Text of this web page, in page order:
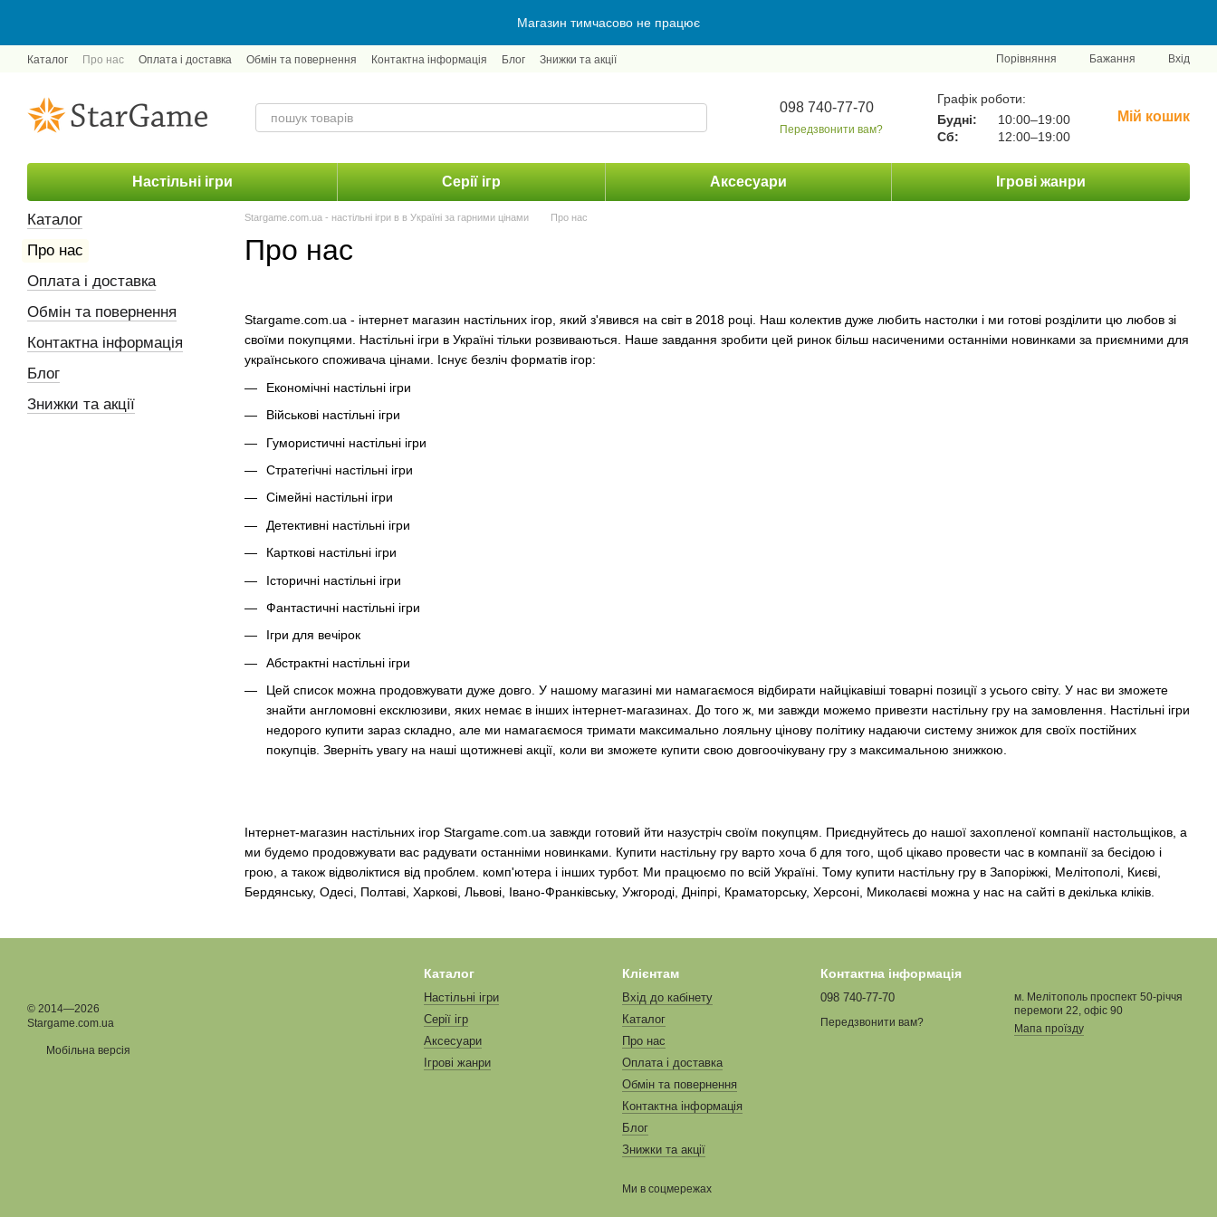
Магазин тимчасово не працює
Каталог Про нас Оплата і доставка Обмін та повернення Контактна інформація Блог Знижки та акції Порівняння Бажання Вхід
098 740-77-70
Передзвонити вам?
Графік роботи:
Будні:
10:00–19:00
Сб:
12:00–19:00
Мій кошик
Настільні ігри Серії ігр Аксесуари Ігрові жанри
Stargame.com.ua - настільні ігри в в Україні за гарними цінами Про нас
Про нас
Stargame.com.ua - інтернет магазин настільних ігор, який з'явився на світ в 2018 році. Наш колектив дуже любить настолки і ми готові розділити цю любов зі
своїми покупцями. Настільні ігри в Україні тільки розвиваються. Наше завдання зробити цей ринок більш насиченими останніми новинками за приємними для
українського споживача цінами. Існує безліч форматів ігор:
Економічні настільні ігри
Військові настільні ігри
Гумористичні настільні ігри
Стратегічні настільні ігри
Сімейні настільні ігри
Детективні настільні ігри
Карткові настільні ігри
Історичні настільні ігри
Фантастичні настільні ігри
Ігри для вечірок
Абстрактні настільні ігри
Цей список можна продовжувати дуже довго. У нашому магазині ми намагаємося відбирати найцікавіші товарні позиції з усього світу. У нас ви зможете
знайти англомовні ексклюзиви, яких немає в інших інтернет-магазинах. До того ж, ми завжди можемо привезти настільну гру на замовлення. Настільні ігри
недорого купити зараз складно, але ми намагаємося тримати максимально лояльну цінову політику надаючи систему знижок для своїх постійних
покупців. Зверніть увагу на наші щотижневі акції, коли ви зможете купити свою довгоочікувану гру з максимальною знижкою.
Інтернет-магазин настільних ігор Stargame.com.ua завжди готовий йти назустріч своїм покупцям. Приєднуйтесь до нашої захопленої компанії настольщіков, а
ми будемо продовжувати вас радувати останніми новинками. Купити настільну гру варто хоча б для того, щоб цікаво провести час в компанії за бесідою і
грою, а також відволіктися від проблем. комп'ютера і інших турбот. Ми працюємо по всій Україні. Тому купити настільну гру в Запоріжжі, Мелітополі, Києві,
Бердянську, Одесі, Полтаві, Харкові, Львові, Івано-Франківську, Ужгороді, Дніпрі, Краматорську, Херсоні, Миколаєві можна у нас на сайті в декілька кліків.
Каталог
Про нас
Оплата і доставка
Обмін та повернення
Контактна інформація
Блог
Знижки та акції
© 2014—2026
Stargame.com.ua
Мобільна версія
Каталог
Настільні ігри
Серії ігр
Аксесуари
Ігрові жанри
Клієнтам
Вхід до кабінету
Каталог
Про нас
Оплата і доставка
Обмін та повернення
Контактна інформація
Блог
Знижки та акції
Ми в соцмережах
Контактна інформація
098 740-77-70
Передзвонити вам?
м. Мелітополь проспект 50-річчя
перемоги 22, офіс 90
Мапа проїзду